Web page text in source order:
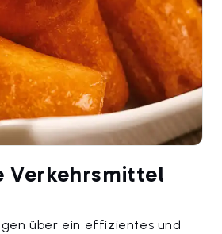
Verkehrsmittel
über ein effizientes und